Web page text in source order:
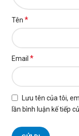
Tên *
Email *
Lưu tên của tôi,
lần bình luận kế tiếp